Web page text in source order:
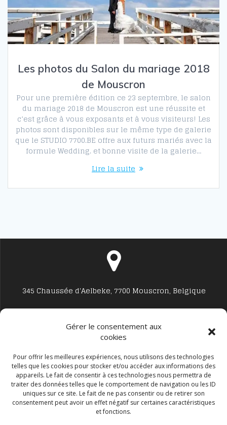
Gérer le consentement aux
cookies
Pour offrir les meilleures expériences, nous utilisons des technologies
telles que les cookies pour stocker et/ou accéder aux informations des
appareils. Le fait de consentir à ces technologies nous permettra de
traiter des données telles que le comportement de navigation ou les ID
uniques sur ce site. Le fait de ne pas consentir ou de retirer son
consentement peut avoir un effet négatif sur certaines caractéristiques
et fonctions.
Les photos du Salon du mariage 2018
de Mouscron
Pour une première édition ce 23 septembre, le salon
du mariage 2018 de Mouscron est une réussite et
c’est grâce à vous exposants et à vous visiteurs! Les
photos sont disponibles sur le même type de galerie
que le STUDIO 7700.BE offre aux futurs mariés avec la
formule Wedding. et bonne visite de la galerie…
Lire la suite
345 Chaussée d'Aelbeke, 7700 Mouscron, Belgique
Studio7700@live.be